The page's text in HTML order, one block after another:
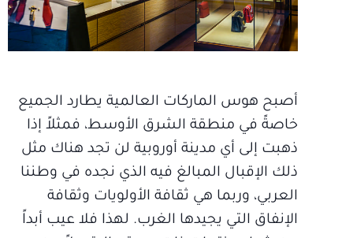
أصبح هوس الماركات العالمية يطارد الجميع
خاصةً في منطقة الشرق الأوسط، فمثلاً إذا
ذهبت إلى أي مدينة أوروبية لن تجد هناك مثل
ذلك الإقبال المبالغ فيه الذي نجده في وطننا
العربي، وربما هي ثقافة الأولويات وثقافة
الإنفاق التي يجيدها الغرب. لهذا فلا عيب أبداً